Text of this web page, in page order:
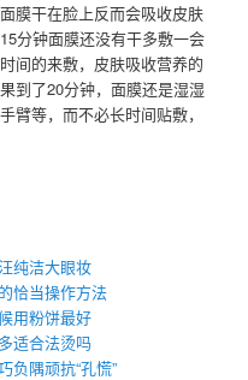
膜干在脸上反而会吸收皮肤
分钟面膜还没有干多敷一会
间的来敷，皮肤吸收营养的
到了20分钟，面膜还是湿湿
臂等，而不必长时间贴敷，
纯洁大眼妆
恰当操作方法
用粉饼最好
适合法烫吗
负隅顽抗“孔慌”